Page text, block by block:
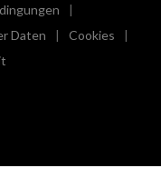
((öffnet ein neues Fenster))
Daten
Fenster))
Cookies
((öffnet